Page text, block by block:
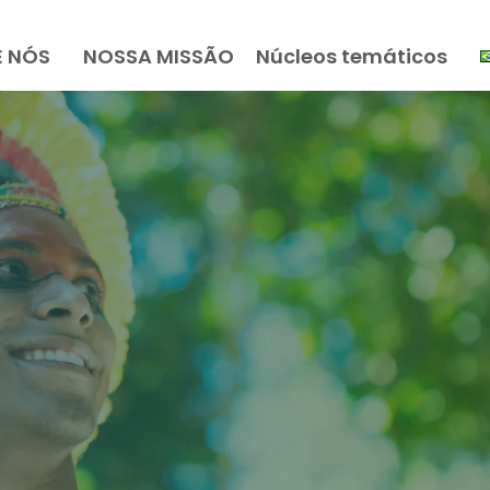
NÓS NOSSA MISSÃO Núcleos temáticos